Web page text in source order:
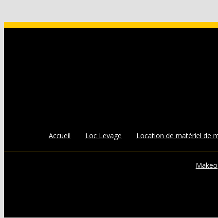
Accueil Loc Levage Location de matériel de
Makeo